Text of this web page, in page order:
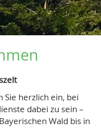
Sie herzlich ein, bei
dabei zu sein –
Wald bis in